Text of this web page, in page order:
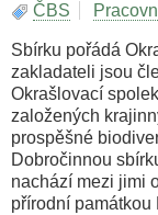
ČBS
Sbírku pořádá
zakladateli jsou
Okrašlovací
založených
prospěšné
Dobročinnou
nachází mezi jimi
přírodní